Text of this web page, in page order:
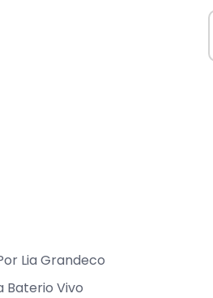
Lia Grandeco
Baterio Vivo